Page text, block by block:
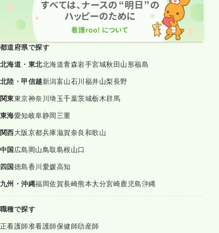
都道府県で探す
北海道・東北北海道青森岩手宮城秋田山形福島
北陸・甲信越新潟富山石川福井山梨長野
関東東京神奈川埼玉千葉茨城栃木群馬
東海愛知岐阜静岡三重
関西大阪京都兵庫滋賀奈良和歌山
中国広島岡山鳥取島根山口
四国徳島香川愛媛高知
九州・沖縄福岡佐賀長崎熊本大分宮崎鹿児島沖縄
職種で探す
正看護師准看護師保健師助産師